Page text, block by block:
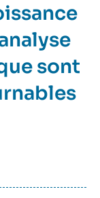
sont